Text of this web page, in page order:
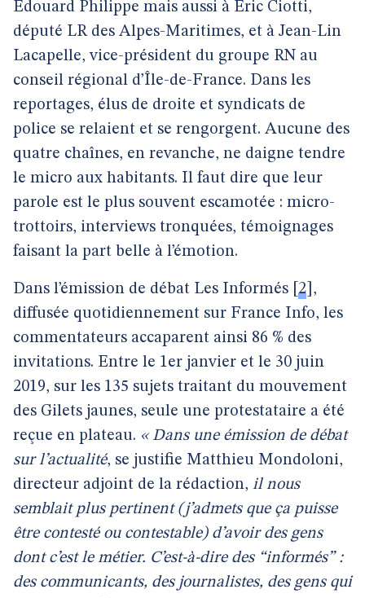
Édouard Philippe mais aussi à Éric Ciotti,
député LR des Alpes-Maritimes, et à Jean-Lin
Lacapelle, vice-président du groupe RN au
conseil régional d’Île-de-France. Dans les
reportages, élus de droite et syndicats de
police se relaient et se rengorgent. Aucune des
quatre chaînes, en revanche, ne daigne tendre
le micro aux habitants. Il faut dire que leur
parole est le plus souvent escamotée : micro-
trottoirs, interviews tronquées, témoignages
faisant la part belle à l’émotion.
Dans l’émission de débat Les Informés 2 ,
diffusée quotidiennement sur France Info, les
commentateurs accaparent ainsi 86 % des
invitations. Entre le 1er janvier et le 30 juin
2019, sur les 135 sujets traitant du mouvement
des Gilets jaunes, seule une protestataire a été
reçue en plateau. « Dans une émission de débat
sur l’actualité, se justifie Matthieu Mondoloni,
directeur adjoint de la rédaction, il nous
semblait plus pertinent (j’admets que ça puisse
être contesté ou contestable) d’avoir des gens
dont c’est le métier. C’est-à-dire des “informés” :
des communicants, des journalistes, des gens qui